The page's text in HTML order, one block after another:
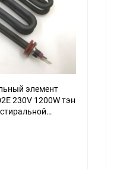
элемент
230V 1200W тэн